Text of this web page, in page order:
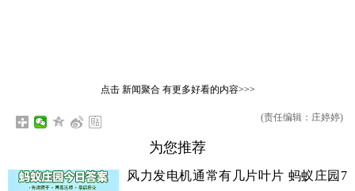
点击 新闻聚合有更多好看的内容>>>
(责任编辑：庄婷婷)
为您推荐
风力发电机通常有几片叶片 蚂蚁庄园7